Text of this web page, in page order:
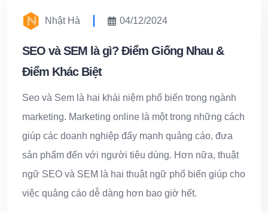
Nhật Hà 04/12/2024
SEO và SEM là gì? Điểm Giống Nhau &
Điểm Khác Biệt
Seo và Sem là hai khái niệm phổ biến trong ngành
marketing. Marketing online là một trong những cách
giúp các doanh nghiệp đẩy mạnh quảng cáo, đưa
sản phẩm đến với người tiêu dùng. Hơn nữa, thuật
ngữ SEO và SEM là hai thuật ngữ phổ biến giúp cho
việc quảng cáo dễ dàng hơn bao giờ hết.